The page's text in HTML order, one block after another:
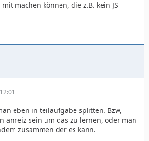
machen können, die z.B. kein JS
eben in teilaufgabe splitten. Bzw,
anreiz sein um das zu lernen, oder man
zusammen der es kann.